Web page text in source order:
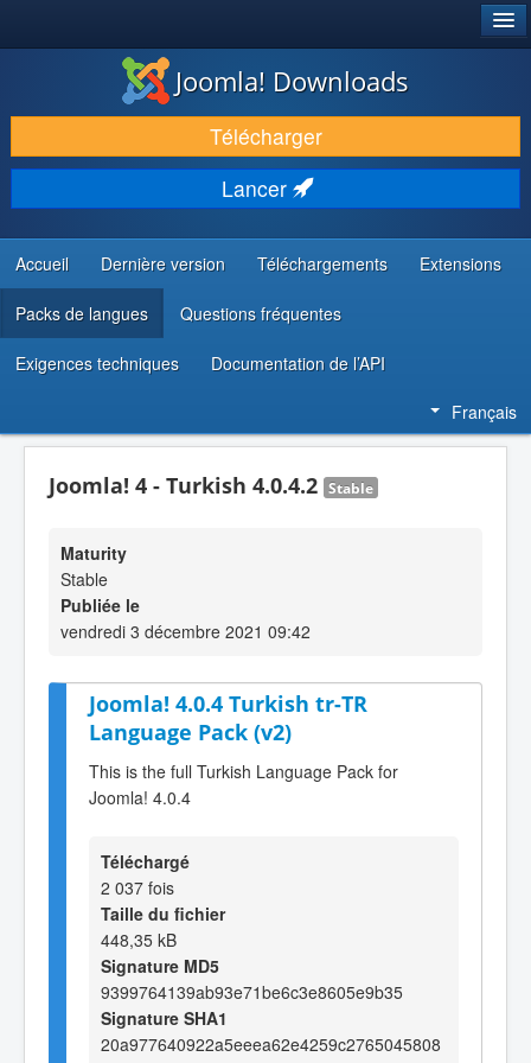
TÉLÉCHARGER & ÉTENDRE
DÉCOUVRIR & APPRENDRE
COMMUNAUTÉ & SUPPORT
RESSOURCES DÉVELOPPEURS
Joomla! Downloads
Télécharger
Lancer
Accueil Dernière version Téléchargements Extensions
Packs de langues Questions fréquentes
Exigences techniques Documentation de l’API
Français
Joomla! 4 - Turkish 4.0.4.2 Stable
Maturity
Stable
Publiée le
vendredi 3 décembre 2021 09:42
Joomla! 4.0.4 Turkish tr-TR
Language Pack (v2)
This is the full Turkish Language Pack for
Joomla! 4.0.4
Téléchargé
2 037 fois
Taille du fichier
448,35 kB
Signature MD5
9399764139ab93e71be6c3e8605e9b35
Signature SHA1
20a977640922a5eeea62e4259c2765045808